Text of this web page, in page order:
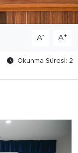
A- A+
Okunma Süresi: 2